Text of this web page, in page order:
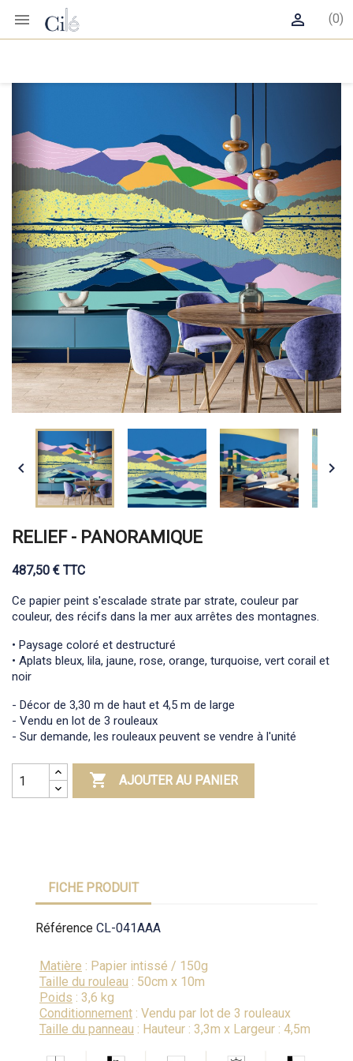
 (0)

 
RELIEF - PANORAMIQUE
487,50 € TTC
Ce papier peint s'escalade strate par strate, couleur par
couleur, des récifs dans la mer aux arrêtes des montagnes.
• Paysage coloré et destructuré
• Aplats bleux, lila, jaune, rose, orange, turquoise, vert corail et
noir
- Décor de 3,30 m de haut et 4,5 m de large
- Vendu en lot de 3 rouleaux
- Sur demande, les rouleaux peuvent se vendre à l'unité
 AJOUTER AU PANIER
FICHE PRODUIT
Référence CL-041AAA
Matière : Papier intissé / 150g
Taille du rouleau : 50cm x 10m
Poids : 3,6 kg
Conditionnement : Vendu par lot de 3 rouleaux
Taille du panneau : Hauteur : 3,3m x Largeur : 4,5m